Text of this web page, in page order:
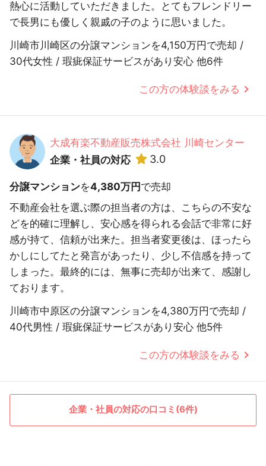
熱心に活動していただきました。とてもフレンドリー
で長男にも優しく親戚の子のように思いました。
川崎市川崎区の分譲マンションを4,150万円で売却 /
30代女性 / 瑕疵保証サービスがあり安心 他6件
この方の体験談をみる
大成有楽不動産販売株式会社 川崎センター
企業・社員の対応
3.0
分譲マンションを4,380万円 で売却
不動産会社を選ぶ際の担当者の方は、こちらの不安な
どを的確に理解し、安心感を得られる会話で非常に好
感が持て、信頼が出来た。担当者変更後は、ほったら
かしにしてたと発言があったり、少し不信感を持って
しまった。最終的には、無事に売却が出来て、感謝し
ております。
川崎市中原区の分譲マンションを4,380万円で売却 /
40代男性 / 瑕疵保証サービスがあり安心 他5件
この方の体験談をみる
企業・社員の対応の口コミ(6件)